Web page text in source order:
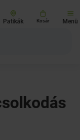
Patikák Kosár Menü